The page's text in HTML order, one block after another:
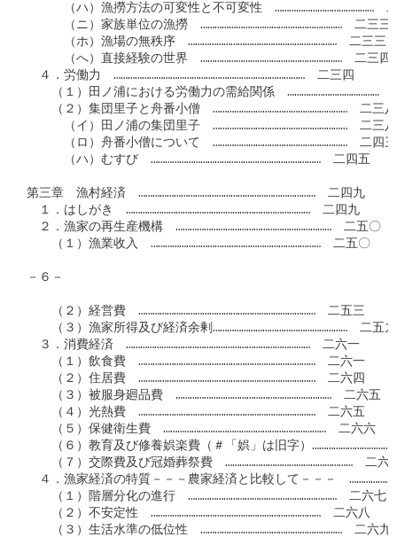
（ハ）漁撈方法の可変性と不可変性　……………………………………　
（ニ）家族単位の漁撈　……………………………………………………　二三三
（ホ）漁場の無秩序　………………………………………………………　二三三
（へ）直接経験の世界　……………………………………………………　二三四
４．労働力　………………………………………………………………………　二三四
（１）田ノ浦における労働力の需給関係　…………………………………　
（２）集団里子と舟番小僧　…………………………………………………　二三八
（イ）田ノ浦の集団里子　…………………………………………………　二三八
（ロ）舟番小僧について　…………………………………………………　二四三
（ハ）むすび　………………………………………………………………　二四五
第三章　漁村経済　…………………………………………………………………　二四九
１．はしがき　……………………………………………………………………　二四九
２．漁家の再生産機構　…………………………………………………………　二五〇
（１）漁業收入　………………………………………………………………　二五〇
－６－
（２）経営費　…………………………………………………………………　二五三
（３）漁家所得及び経済余剰…………………………………………………　二五九
３．消費経済　……………………………………………………………………　二六一
（１）飲食費　…………………………………………………………………　二六一
（２）住居費　…………………………………………………………………　二六四
（３）被服身廻品費　…………………………………………………………　二六五
（４）光熱費　…………………………………………………………………　二六五
（５）保健衛生費　……………………………………………………………　二六六
（６）教育及び修養娯楽費（＃「娯」は旧字）……………………………
（７）交際費及び冠婚葬祭費　………………………………………………　二六
４．漁家経済の特質－－－農家経済と比較して－－－　
（１）階層分化の進行　………………………………………………………　二六七
（２）不安定性　………………………………………………………………　二六八
（３）生活水準の低位性　……………………………………………………　二六九